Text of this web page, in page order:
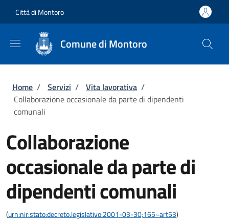
Città di Montoro
Comune di Montoro
Briciole di pane
Home / Servizi / Vita lavorativa /
Collaborazione occasionale da parte di dipendenti
comunali
Collaborazione
occasionale da parte di
dipendenti comunali
(urn:nir:stato:decreto.legislativo:2001-03-30;165~art53)